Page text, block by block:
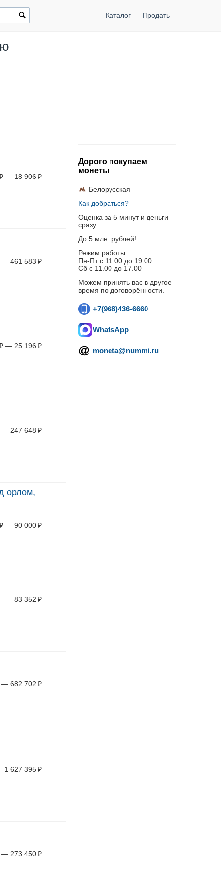
Каталог Продать
₽ — 18 906 ₽
— 461 583 ₽
₽ — 25 196 ₽
— 247 648 ₽
орлом,
₽ — 90 000 ₽
83 352 ₽
— 682 702 ₽
1 627 395 ₽
— 273 450 ₽
Дорого покупаем
монеты
Белорусская
Как добраться?
Оценка за 5 минут и деньги
сразу.
До 5 млн. рублей!
Режим работы:
Пн-Пт c 11.00 до 19.00
Сб с 11.00 до 17.00
Можем принять вас в другое
время по договорённости.
+7(968)436-6660
WhatsApp
moneta@nummi.ru